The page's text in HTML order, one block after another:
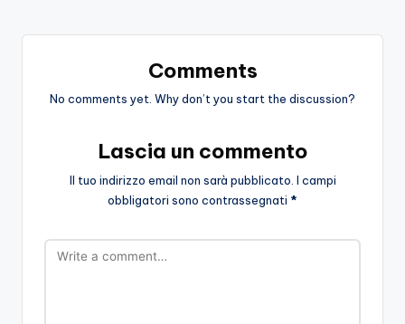
Comments
No comments yet. Why don’t you start the discussion?
Lascia un commento
Il tuo indirizzo email non sarà pubblicato. I campi
obbligatori sono contrassegnati *